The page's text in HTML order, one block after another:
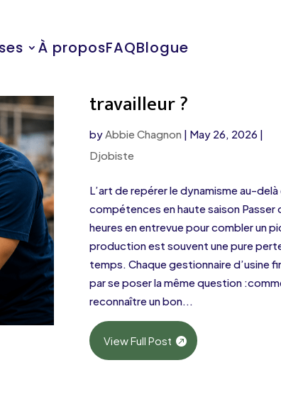
À proposFAQBlogue
travailleur ?
byAbbie Chagnon | May 26, 2026|
Djobiste
L’art de repérer le dynamisme au-delà
compétences en haute saison Passer
heures en entrevue pour combler un
production est souvent une pure
temps. Chaque gestionnaire d’usine
par se poser la même question
reconnaître un bon...
View Full Post